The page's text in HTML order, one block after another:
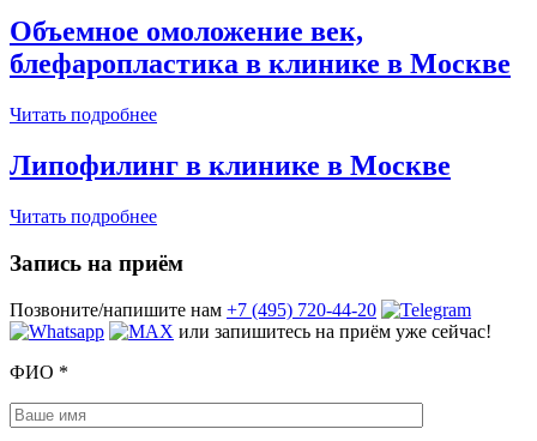
Объемное омоложение век,
блефаропластика в клинике в Москве
Читать подробнее
Липофилинг в клинике в Москве
Читать подробнее
Запись на приём
Позвоните/напишите нам +7 (495) 720-44-20
или запишитесь на приём уже сейчас!
ФИО *